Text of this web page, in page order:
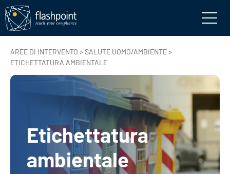
AREE DI INTERVENTO >SALUTE UOMO/AMBIENTE>
ETICHETTATURA AMBIENTALE
Etichettatura
ambientale